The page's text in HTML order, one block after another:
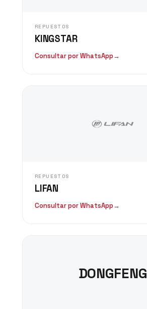
REPUESTOS
KINGSTAR
Consultar por WhatsApp→
REPUESTOS
LIFAN
Consultar por WhatsApp→
DONGFENG